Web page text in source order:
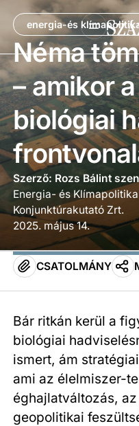
energia-és
Néma
– amikor
biológiai
Szerző: Rozs Bálint
Energia- és
Konjunktúrakutató Zrt.
2025. május 14.
CSATOLMÁNY
Bár ritkán kerül a
biológiai
ismert, ám
ami az élelmiszer-
éghajlatváltozás,
geopolitikai